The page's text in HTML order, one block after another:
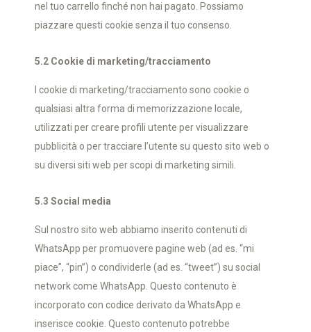
nel tuo carrello finché non hai pagato. Possiamo
piazzare questi cookie senza il tuo consenso.
5.2 Cookie di marketing/tracciamento
I cookie di marketing/tracciamento sono cookie o
qualsiasi altra forma di memorizzazione locale,
utilizzati per creare profili utente per visualizzare
pubblicità o per tracciare l’utente su questo sito web o
su diversi siti web per scopi di marketing simili.
5.3 Social media
Sul nostro sito web abbiamo inserito contenuti di
WhatsApp per promuovere pagine web (ad es. “mi
piace”, “pin”) o condividerle (ad es. “tweet”) su social
network come WhatsApp. Questo contenuto è
incorporato con codice derivato da WhatsApp e
inserisce cookie. Questo contenuto potrebbe